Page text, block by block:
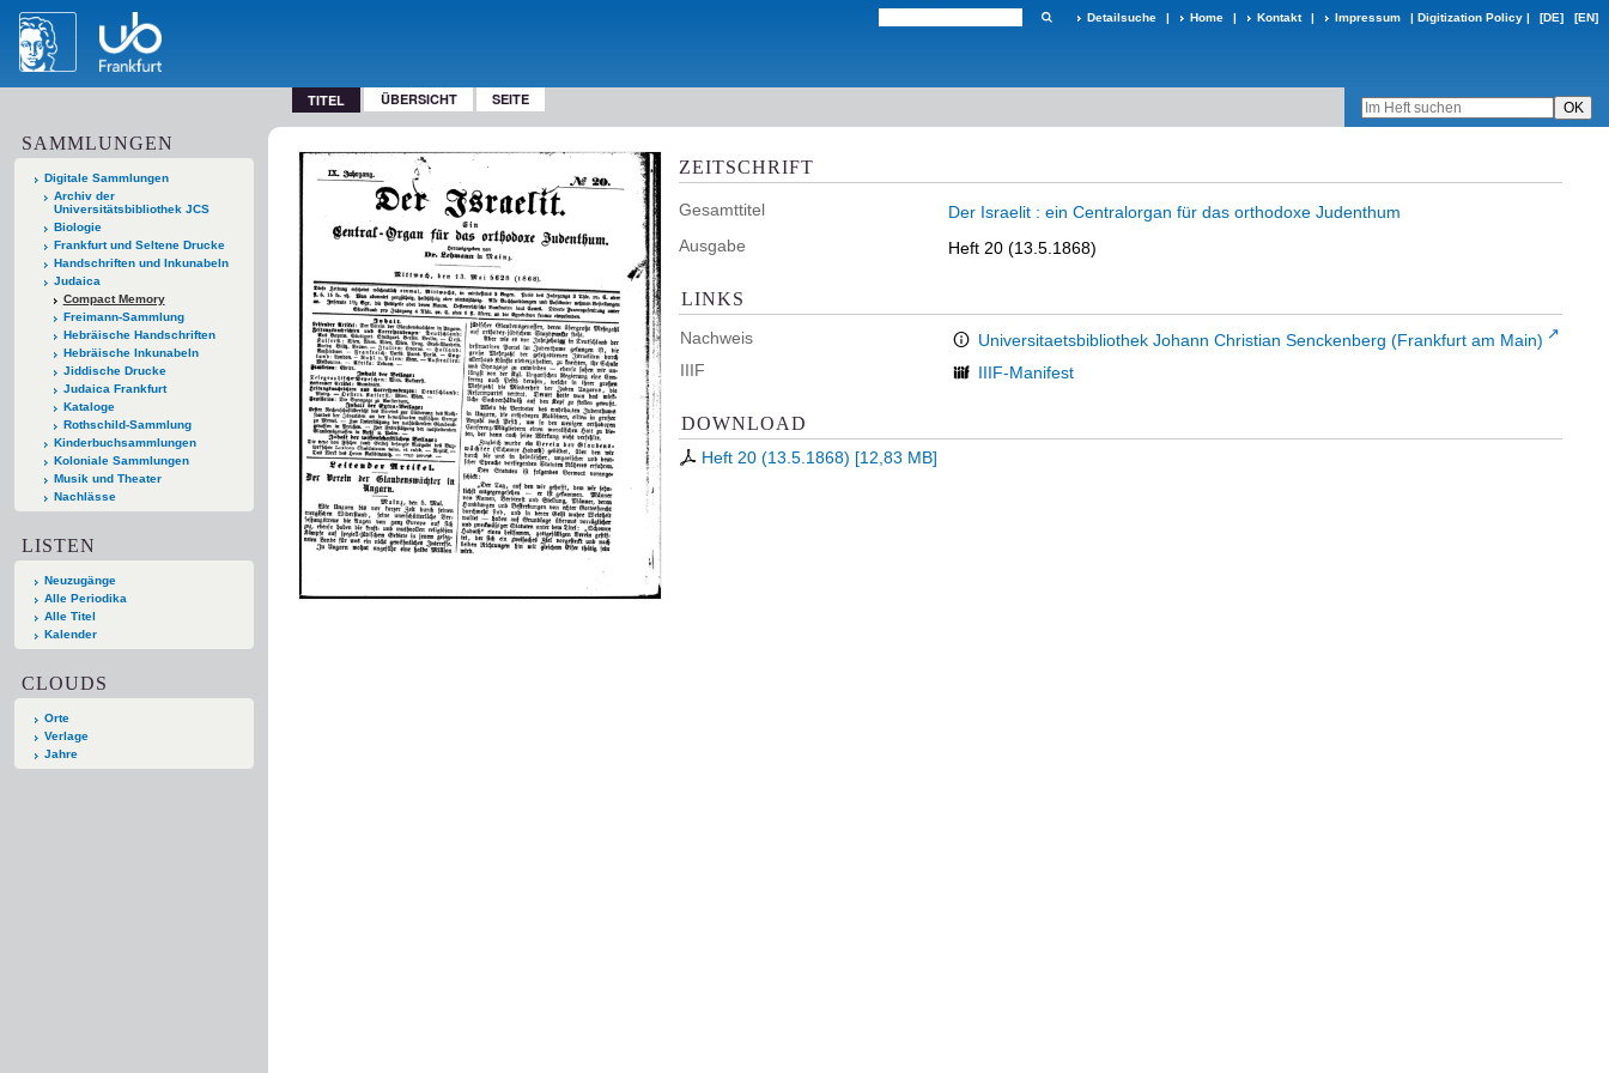
Detailsuche | Home | Kontakt | Impressum | Digitization Policy | [DE] [EN]
TITEL ÜBERSICHT SEITE
SAMMLUNGEN
Digitale Sammlungen
Archiv der
Universitätsbibliothek JCS
Biologie
Frankfurt und Seltene Drucke
Handschriften und Inkunabeln
Judaica
Compact Memory
Freimann-Sammlung
Hebräische Handschriften
Hebräische Inkunabeln
Jiddische Drucke
Judaica Frankfurt
Kataloge
Rothschild-Sammlung
Kinderbuchsammlungen
Koloniale Sammlungen
Musik und Theater
Nachlässe
LISTEN
Neuzugänge
Alle Periodika
Alle Titel
Kalender
CLOUDS
Orte
Verlage
Jahre
ZEITSCHRIFT
Gesamttitel
Der Israelit : ein Centralorgan für das orthodoxe Judenthum
Ausgabe
Heft 20 (13.5.1868)
LINKS
Nachweis
Universitaetsbibliothek Johann Christian Senckenberg (Frankfurt am Main)
IIIF
IIIF-Manifest
DOWNLOAD
Heft 20 (13.5.1868) [12,83 MB]